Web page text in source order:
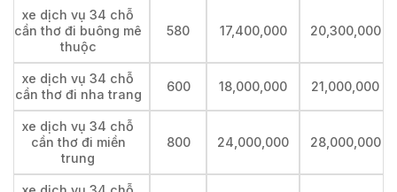
xe dịch vụ 34 chỗ
cần thơ đi buông mê
thuộc
580 17,400,000 20,300,000
xe dịch vụ 34 chỗ
cần thơ đi nha trang
600 18,000,000 21,000,000
xe dịch vụ 34 chỗ
cần thơ đi miền
trung
800 24,000,000 28,000,000